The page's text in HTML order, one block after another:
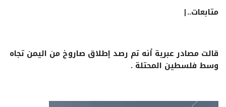
متابعات..|
قالت مصادر عبرية أنه تم رصد إطلاق صاروخ من اليمن تجاه
وسط فلسطين المحتلة .